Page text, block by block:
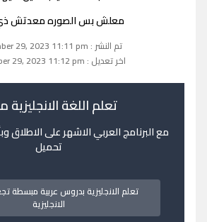
معلش بس الصوره معدتش
تم النشر : December 29, 2023 11:11 pm
اخر تعديل : December 29, 2023 11:12 pm
تعلم اللغة الانجليزية
تحميل
تعلم الانجليزية بدروس عربية مبسطة
الانجليزية